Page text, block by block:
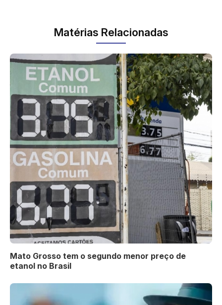
Matérias Relacionadas
Mato Grosso tem o segundo menor preço de
etanol no Brasil